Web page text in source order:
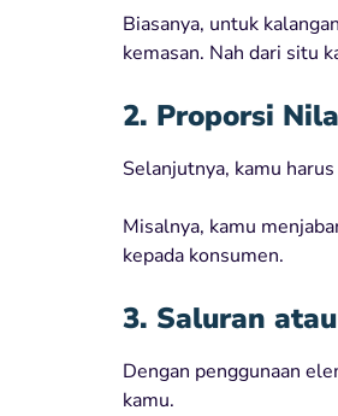
Biasanya, untuk
kemasan. Nah dari situ
2. Proporsi
Selanjutnya, kamu
Misalnya, kamu
kepada konsumen.
3. Saluran
Dengan penggunaan
kamu.